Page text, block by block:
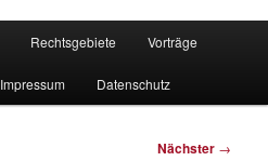
Rechtsgebiete Vorträge
Impressum Datenschutz
Nächster →